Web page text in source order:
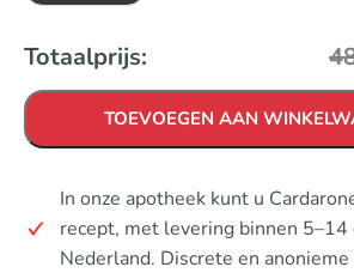
Totaalprijs:
TOEVOEGEN AAN
In onze apotheek kunt u
recept, met levering binnen 5–14
Nederland. Discrete en anonieme